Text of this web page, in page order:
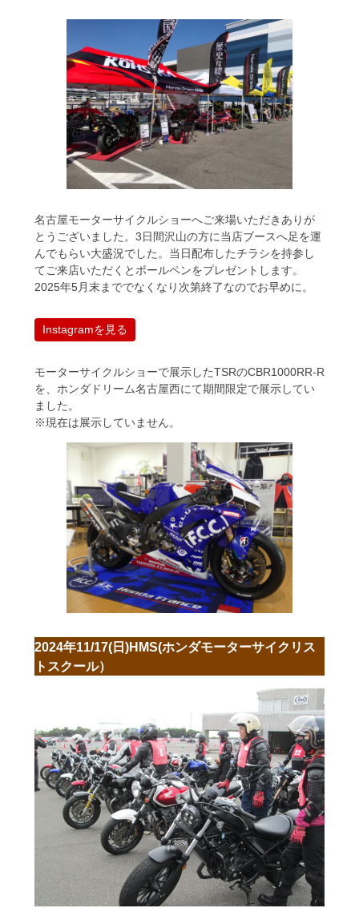
名古屋モーターサイクルショーへご来場いただきありが
とうございました。3日間沢山の方に当店ブースへ足を運
んでもらい大盛況でした。当日配布したチラシを持参し
てご来店いただくとボールペンをプレゼントします。
2025年5月末まででなくなり次第終了なのでお早めに。
Instagramを見る
モーターサイクルショーで展示したTSRのCBR1000RR-R
を、ホンダドリーム名古屋西にて期間限定で展示してい
ました。
※現在は展示していません。
2024年11/17(日)HMS(ホンダモーターサイクリス
トスクール）